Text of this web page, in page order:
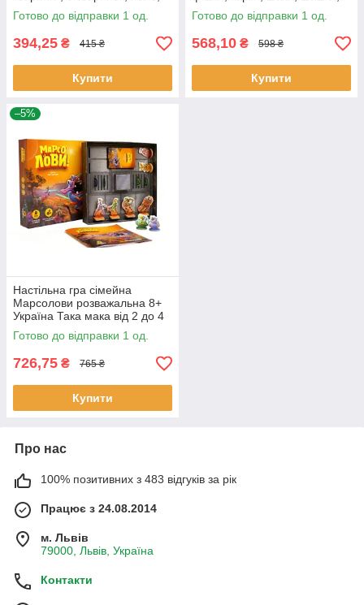
будування загонів, в коробці
(E7977)
Готово до відправки 1 од.
394,25 ₴ 415 ₴
Купити
кубик, в кор 38*5*32 (92918)
Готово до відправки 1 од.
568,10 ₴ 598 ₴
Купити
–5%
Настільна гра сімейна
Марсолови розважальна 8+
Україна Така мака від 2 до 4
гравців (90001-UA)
Готово до відправки 1 од.
726,75 ₴ 765 ₴
Купити
Про нас
100% позитивних з 483 відгуків за рік
Працює з 24.08.2014
м. Львів
79000, Львів, Україна
Контакти